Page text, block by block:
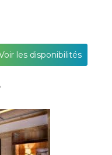
les disponibilités